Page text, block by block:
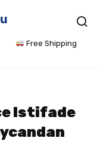
Free Shipping
Istifade